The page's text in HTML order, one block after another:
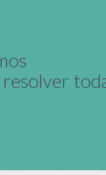
resolver